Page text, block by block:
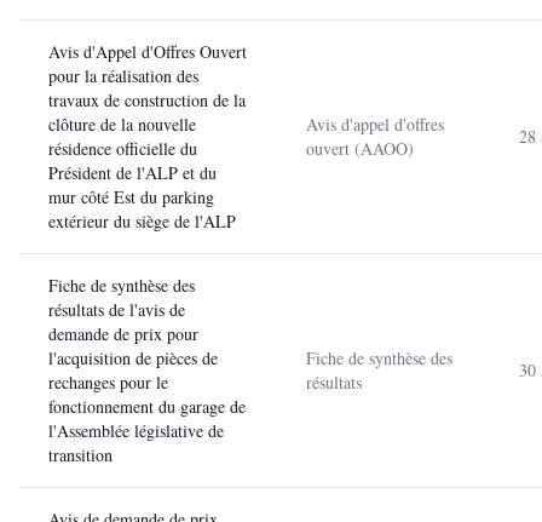
Avis d'Appel d'Offres Ouvert
pour la réalisation des
travaux de construction de la
clôture de la nouvelle
résidence officielle du
Président de l'ALP et du
mur côté Est du parking
extérieur du siège de l'ALP
Avis d'appel d'offres
ouvert (AAOO)
28
Fiche de synthèse des
résultats de l'avis de
demande de prix pour
l'acquisition de pièces de
rechanges pour le
fonctionnement du garage de
l'Assemblée législative de
transition
Fiche de synthèse des
résultats
30